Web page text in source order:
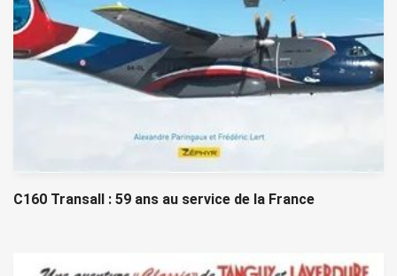
C160 Transall : 59 ans au service de la France